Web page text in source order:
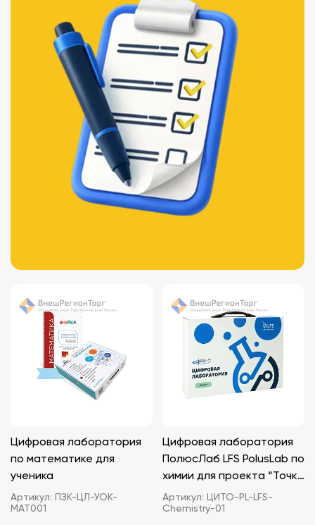
Цифровая лаборатория
по математике для
ученика
Артикул: ПЗК-ЦЛ-УОК-
МАТ001
Цифровая лаборатория
ПолюсЛаб LFS PolusLab по
химии для проекта “Точка
роста”
Артикул: ЦИТО-PL-LFS-
Chemistry-01